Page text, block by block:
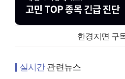
한경지면 구
실시간관련뉴스